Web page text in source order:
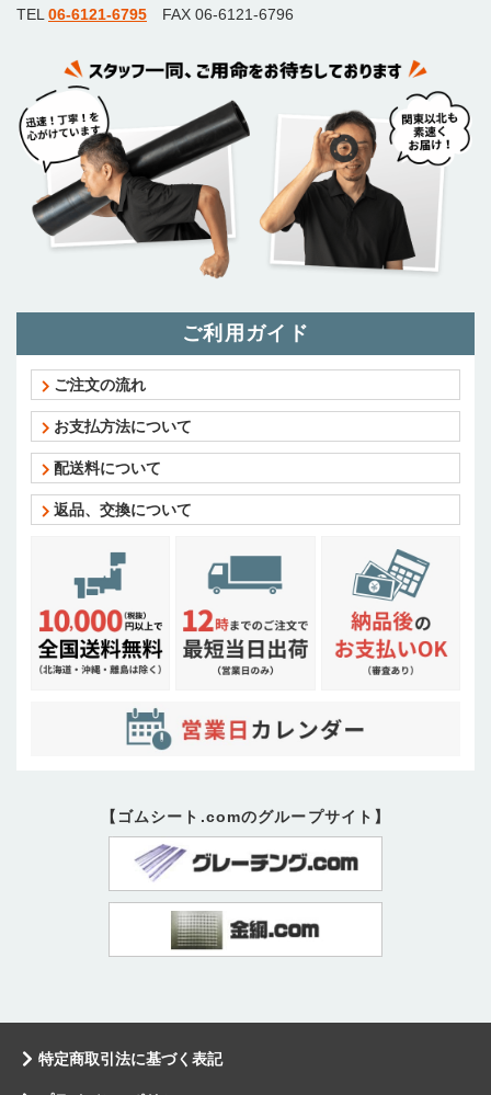
TEL 06-6121-6795 FAX 06-6121-6796
ご利用ガイド
ご注文の流れ
お支払方法について
配送料について
返品、交換について
【ゴムシート.comのグループサイト】
特定商取引法に基づく表記